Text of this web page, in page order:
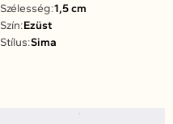
Szélesség:1,5 cm
Szín:Ezüst
Stílus:Sima